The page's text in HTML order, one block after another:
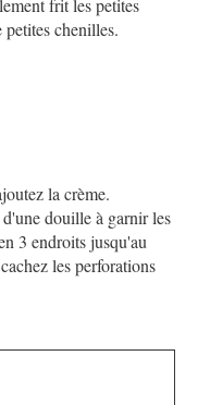
frit les petites
petites chenilles.
la crème.
douille à garnir les
3 endroits jusqu'au
les perforations